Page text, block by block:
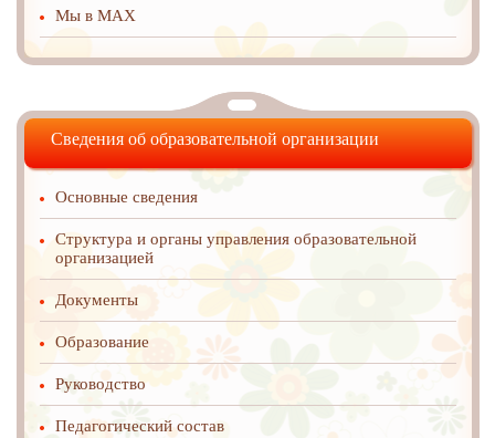
Мы в MAX
Сведения об образовательной организации
Основные сведения
Структура и органы управления образовательной
организацией
Документы
Образование
Руководство
Педагогический состав